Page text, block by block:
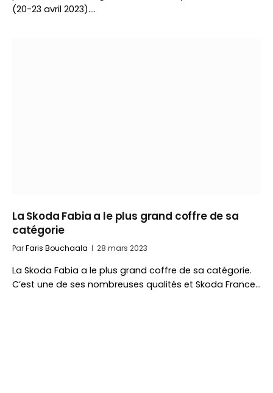
(20-23 avril 2023).…
La Skoda Fabia a le plus grand coffre de sa
catégorie
ParFaris Bouchaala 28 mars 2023
La Skoda Fabia a le plus grand coffre de sa catégorie.
C’est une de ses nombreuses qualités et Skoda France…